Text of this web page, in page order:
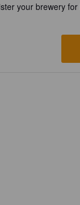
your brewery for